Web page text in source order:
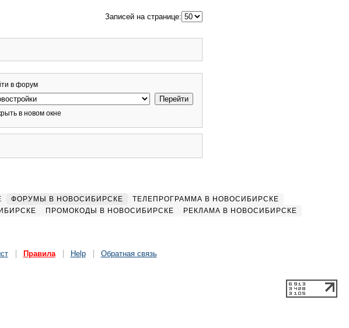
Записей на странице:
в форум
в новом окне
ФОРУМЫ В НОВОСИБИРСКЕ
ТЕЛЕПРОГРАММА В НОВОСИБИРСКЕ
ПРОМОКОДЫ В НОВОСИБИРСКЕ РЕКЛАМА В НОВОСИБИРСКЕ
Правила Help Обратная связь